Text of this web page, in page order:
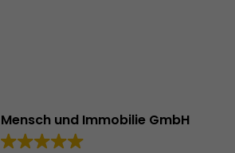
Mensch und Immobilie GmbH